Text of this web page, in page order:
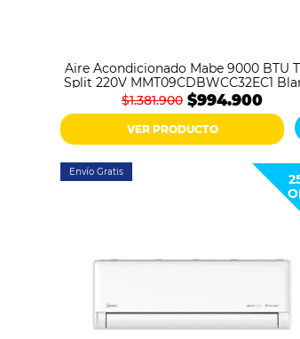
Aire Acondicionado Mabe 9000 BTU
Split 220V MMT09CDBWCC32EC1
$1.381.900 $994.900
VER PRODUCTO
Envío Gratis